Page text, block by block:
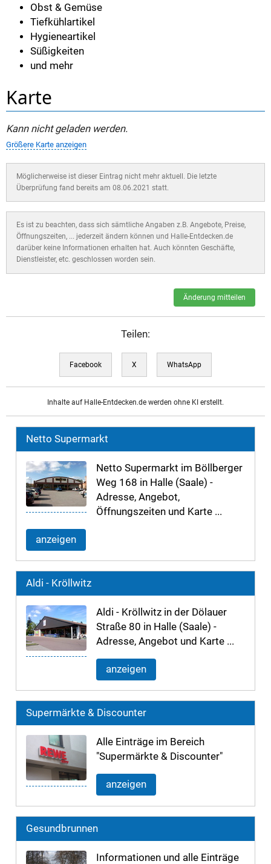
Obst & Gemüse
Tiefkühlartikel
Hygieneartikel
Süßigkeiten
und mehr
Karte
Kann nicht geladen werden.
Größere Karte anzeigen
Möglicherweise ist dieser Eintrag nicht mehr aktuell. Die letzte
Überprüfung fand bereits am 08.06.2021 statt.
Es ist zu beachten, dass sich sämtliche Angaben z.B. Angebote, Preise,
Öffnungszeiten, ... jederzeit ändern können und Halle-Entdecken.de
darüber keine Informationen erhalten hat. Auch könnten Geschäfte,
Dienstleister, etc. geschlossen worden sein.
Änderung mitteilen
Teilen:
Facebook X WhatsApp
Inhalte auf Halle-Entdecken.de werden ohne KI erstellt.
Netto Supermarkt
Netto Supermarkt im Böllberger
Weg 168 in Halle (Saale) -
Adresse, Angebot,
Öffnungszeiten und Karte ...
anzeigen
Aldi - Kröllwitz
Aldi - Kröllwitz in der Dölauer
Straße 80 in Halle (Saale) -
Adresse, Angebot und Karte ...
anzeigen
Supermärkte & Discounter
Alle Einträge im Bereich
"Supermärkte & Discounter"
anzeigen
Gesundbrunnen
Informationen und alle Einträge